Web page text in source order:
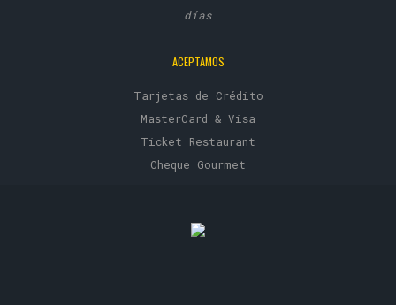
días
ACEPTAMOS
Tarjetas de Crédito
MasterCard & Visa
Ticket Restaurant
Cheque Gourmet